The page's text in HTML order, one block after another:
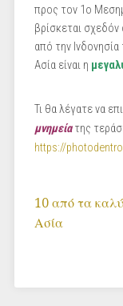
προς τον 1ο
βρίσκεται
από την
Ασία είναι η
Τι θα λέγατε να
μνημεία της
https://
10 από τα
Ασία